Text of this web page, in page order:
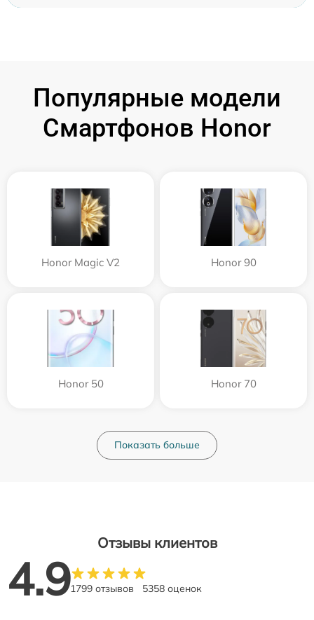
Популярные модели
Смартфонов Honor
Honor Magic V2 Honor 90
Honor 50 Honor 70
Показать больше
Отзывы клиентов
4.91799 отзывов 5358 оценок